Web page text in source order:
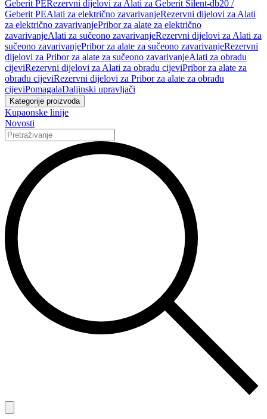
Geberit PERezervni dijelovi za Alati za Geberit Silent-db20 /
Geberit PEAlati za električno zavarivanjeRezervni dijelovi za Alati
za električno zavarivanjePribor za alate za električno
zavarivanjeAlati za sučeono zavarivanjeRezervni dijelovi za Alati za
sučeono zavarivanjePribor za alate za sučeono zavarivanjeRezervni
dijelovi za Pribor za alate za sučeono zavarivanjeAlati za obradu
cijeviRezervni dijelovi za Alati za obradu cijeviPribor za alate za
obradu cijeviRezervni dijelovi za Pribor za alate za obradu
cijeviPomagalaDaljinski upravljači
Kategorije proizvoda
Kupaonske linije
Novosti